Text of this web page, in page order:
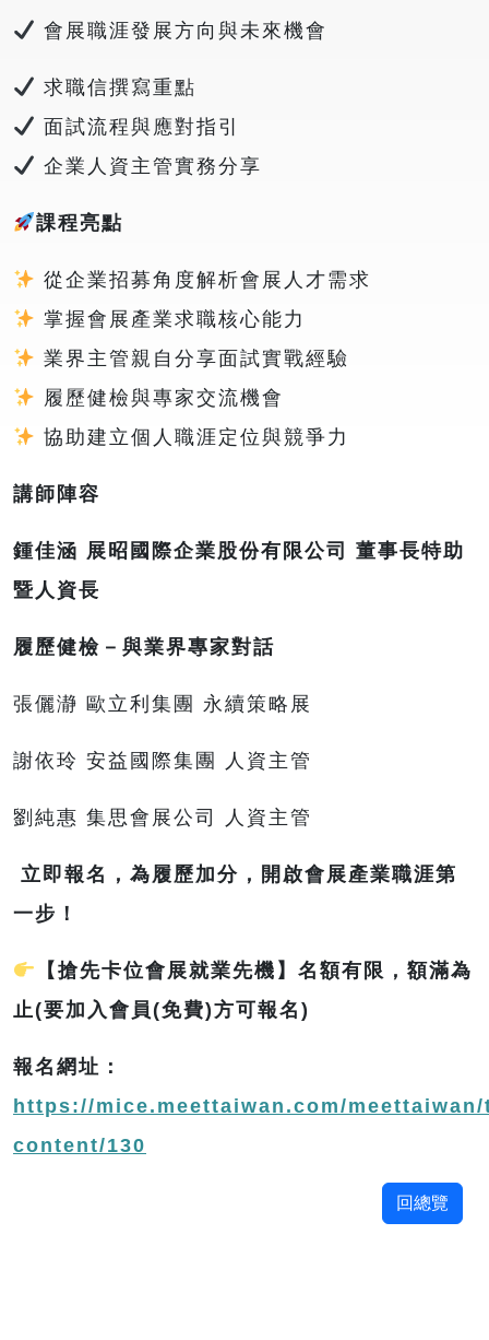
會展職涯發展方向與未來機會
求職信撰寫重點
面試流程與應對指引
企業人資主管實務分享
課程亮點
從企業招募角度解析會展人才需求
掌握會展產業求職核心能力
業界主管親自分享面試實戰經驗
履歷健檢與專家交流機會
協助建立個人職涯定位與競爭力
講師陣容
鍾佳涵 展昭國際企業股份有限公司 董事長特助
暨人資長
履歷健檢－與業界專家對話
張儷瀞 歐立利集團 永續策略展
謝依玲 安益國際集團 人資主管
劉純惠 集思會展公司 人資主管
立即報名，為履歷加分，開啟會展產業職涯第
一步！
【搶先卡位會展就業先機】名額有限，額滿為
止(要加入會員(免費)方可報名)
報名網址：
https://mice.meettaiwan.com/
content/130
回總覽